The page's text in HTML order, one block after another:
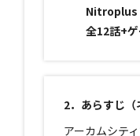
Nitroplus
全12話+
2．あらすじ（
アーカムシテ